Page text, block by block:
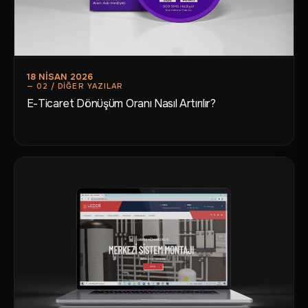
18 NISAN 2026
E-Ticaret Dönüşüm Oranı Nasıl Artırılır?